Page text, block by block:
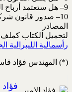
9– هل ستعتمد أرباح الشركة على كفاءة الأداء وتقليل الكلفة؟
10– صدور قانون شركة النفط شركة الوطنية… “القوه المجتمعية”.
المصادر
لتحميل الكتاب
رأسمالية الليبرالية
(*) المهندس فؤاد
فؤاد